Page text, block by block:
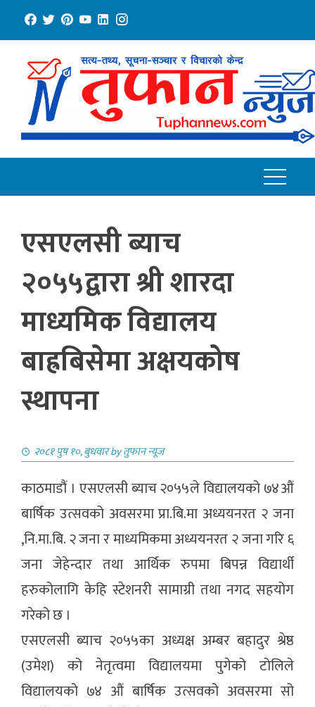
content
एसएलसी ब्याच
२०५५द्वारा श्री शारदा
माध्यमिक विद्यालय
बाह्रबिसेमा अक्षयकोष
स्थापना
२०८१ पुष १०, बुधवारbyतुफान न्यूज
काठमाडौं । एसएलसी ब्याच २०५५ले विद्यालयको ७४औं
बार्षिक उत्सवको अवसरमा प्रा.बि.मा अध्ययनरत २ जना
,नि.मा.बि. २ जना र माध्यमिकमा अध्ययनरत २ जना गरि ६
जना जेहेन्दार तथा आर्थिक रुपमा बिपन्न विद्यार्थी
हरुकोलागि केहि स्टेशनरी सामाग्री तथा नगद सहयोग
गरेको छ ।
एसएलसी ब्याच २०५५का अध्यक्ष अम्बर बहादुर श्रेष्ठ
(उमेश) को नेतृत्वमा विद्यालयमा पुगेको टोलिले
विद्यालयको ७४ औं बार्षिक उत्सवको अवसरमा सो